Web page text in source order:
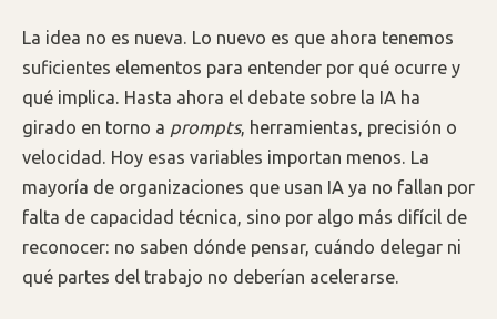
La idea no es nueva. Lo nuevo es que ahora tenemos
suficientes elementos para entender por qué ocurre y
qué implica. Hasta ahora el debate sobre la IA ha
girado en torno a prompts, herramientas, precisión o
velocidad. Hoy esas variables importan menos. La
mayoría de organizaciones que usan IA ya no fallan por
falta de capacidad técnica, sino por algo más difícil de
reconocer: no saben dónde pensar, cuándo delegar ni
qué partes del trabajo no deberían acelerarse.